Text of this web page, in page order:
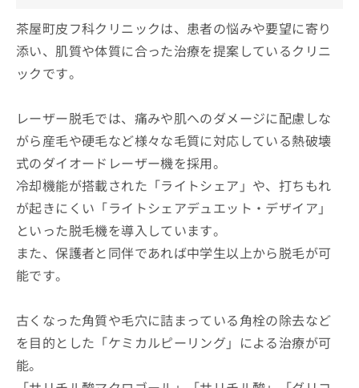
茶屋町皮フ科クリニックは、患者の悩みや要望に寄り
添い、肌質や体質に合った治療を提案しているクリニ
ックです。
レーザー脱毛では、痛みや肌へのダメージに配慮しな
がら産毛や硬毛など様々な毛質に対応している熱破壊
式のダイオードレーザー機を採用。
冷却機能が搭載された「ライトシェア」や、打ちもれ
が起きにくい「ライトシェアデュエット・デザイア」
といった脱毛機を導入しています。
また、保護者と同伴であれば中学生以上から脱毛が可
能です。
古くなった角質や毛穴に詰まっている角栓の除去など
を目的とした「ケミカルピーリング」による治療が可
能。